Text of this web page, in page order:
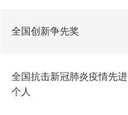
全国创新争先奖
全国抗击新冠肺炎疫情先进
个人